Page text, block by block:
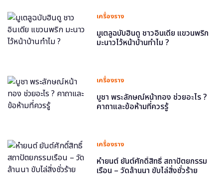
เครื่องราง
มูเตลูฉบับฮินดู ชาวอินเดีย แขวนพริก
มะนาวไว้หน้าบ้านทำไม ?
เครื่องราง
บูชา พระลักษณ์หน้าทอง ช่วยอะไร ?
คาถาและข้อห้ามที่ควรรู้
เครื่องราง
หำยนต์ ยันต์ศักดิ์สิทธิ์ สถาปัตยกรรม
เรือน – วัดล้านนา ขับไล่สิ่งชั่วร้าย